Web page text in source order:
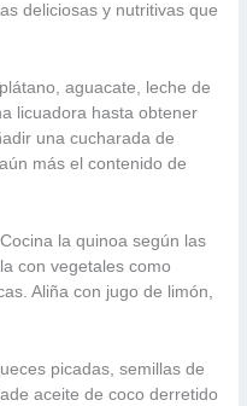
deliciosas y nutritivas que
aguacate, leche de
licuadora hasta obtener
una cucharada de
más el contenido de
la quinoa según las
con vegetales como
Aliña con jugo de limón,
picadas, semillas de
aceite de coco derretido